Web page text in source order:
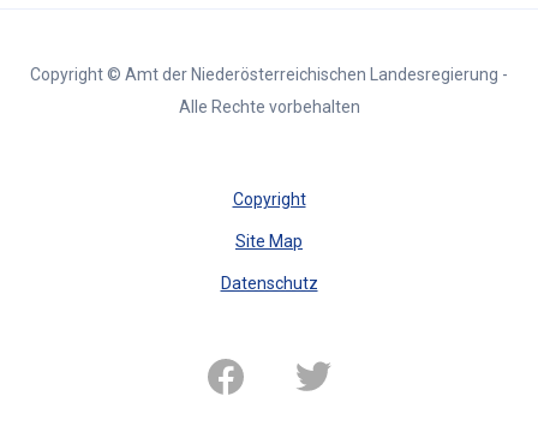
Copyright © Amt der Niederösterreichischen Landesregierung -
Alle Rechte vorbehalten
Copyright
Site Map
Datenschutz